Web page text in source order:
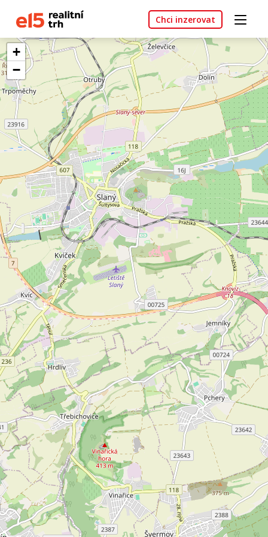
Chci inzerovat
+
−